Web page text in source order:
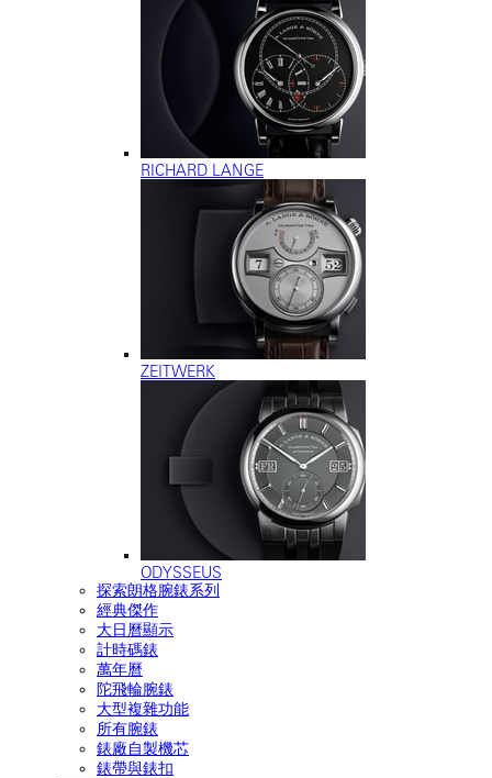
RICHARD LANGE
ZEITWERK
ODYSSEUS
探索朗格腕錶系列
經典傑作
大日曆顯示
計時碼錶
萬年曆
陀飛輪腕錶
大型複雜功能
所有腕錶
錶廠自製機芯
錶帶與錶扣